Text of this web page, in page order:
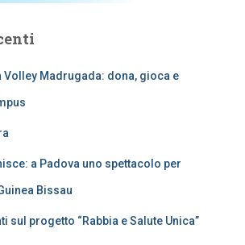
Volley Madrugada: dona, gioca e
a Padova uno spettacolo per
Bissau
sul progetto “Rabbia e Salute Unica”